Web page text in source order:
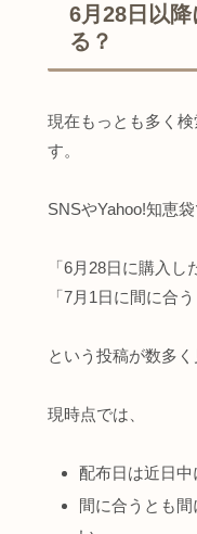
6月28日以
る？
現在もっとも多く
す。
SNSやYahoo!知恵袋
「6月28日に購入し
「7月1日に間に合う
という投稿が数多く
現時点では、
配布日は近日中
間に合うとも